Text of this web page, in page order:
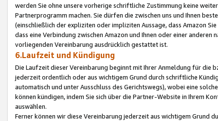
werden Sie ohne unsere vorherige schriftliche Zustimmung keine
Partnerprogramm machen. Sie dürfen die zwischen uns und Ihnen
(einschließlich der expliziten oder impliziten Aussage, dass Amazon
dass eine Verbindung zwischen Amazon und Ihnen oder einer
vorliegenden Vereinbarung ausdrücklich gestattet ist.
6.Laufzeit und Kündigung
Die Laufzeit dieser Vereinbarung beginnt mit Ihrer Anmeldung für die
jederzeit ordentlich oder aus wichtigem Grund durch schriftliche
automatisch und unter Ausschluss des Gerichtswegs), wobei eine
können kündigen, indem Sie sich über die Partner-Website in Ihrem
auswählen.
Ferner können wir diese Vereinbarung jederzeit aus wichtigem Grund